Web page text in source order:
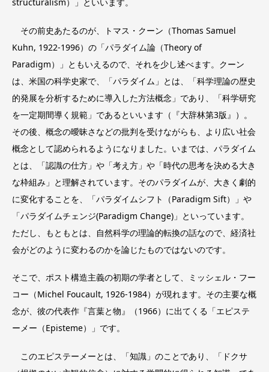
その前史あたるのが、トマス・クーン（Thomas Samuel
Kuhn, 1922-1996）の「パラダイム論（Theory of
Paradigm）」ともいえるので、それを少し述べます。クーン
は、米国の科学史家で、「パラダイム」とは、「科学理論の歴史
的発展を分析するために導入した方法概念」であり、「科学研究
を一定期間導く規範」であるといいます（『大辞林第3版』）。
その後、概念の曖昧さなどの批判を受けながらも、より広い社会
概念として認められるようになりました。いまでは、パラダイム
とは、「認識の仕方」や「考え方」や「時代の思考を決める大き
な枠組み」と理解されています。そのパラダイムが、大きく劇的
に変化することを、「パラダイムシフト（Paradigm Sift）」や
「パラダイムチェンジ(Paradigm Change)」といっています。
ただし、もともとは、自然科学の理論的転換の話なので、経済社
会がどのように変わるのかを論じたものではないのです。
そこで、ポスト構造主義の初期の学者として、ミッシェル・フー
コー（Michel Foucault, 1926-1984）が現れます。その主要な概
念が、彼の代表作『言葉と物』（1966）に出てくる「エピステ
ーメー（Episteme）」です。
このエピステーメーとは、「知識」のことであり、「ドクサ